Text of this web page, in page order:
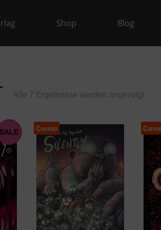
Shop Blog
Alle 7 Ergebnisse werden angezeigtNach
SALE Comic